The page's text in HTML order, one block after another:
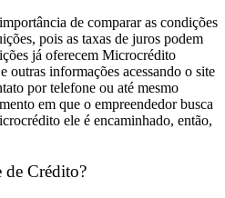
de comparar as condições
pois as taxas de juros podem
já oferecem Microcrédito
outras informações acessando o site
por telefone ou até mesmo
em que o empreendedor busca
ele é encaminhado, então,
de Crédito?